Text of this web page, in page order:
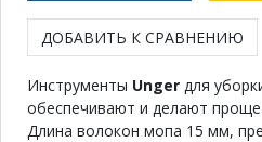
ДОБАВИТЬ К СРАВНЕНИЮ
Инструменты Unger для
обеспечивают и делают
Длина волокон мопа 15 мм,